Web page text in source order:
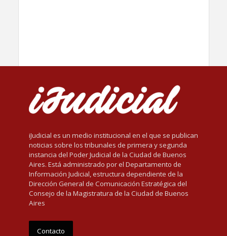
iJudicial es un medio institucional en el que se publican
noticias sobre los tribunales de primera y segunda
instancia del Poder Judicial de la Ciudad de Buenos
Aires. Está administrado por el Departamento de
Información Judicial, estructura dependiente de la
Dirección General de Comunicación Estratégica del
Consejo de la Magistratura de la Ciudad de Buenos
Aires
Contacto